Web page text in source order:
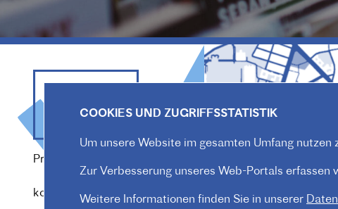
Praterstraße 38, 1020 Wien
Redaktion :
kommunikation@institutfr.at
COOKIES UND ZUGRIFFSSTATISTIK
Um unsere Website im gesamten Umfang
Zur Verbesserung unseres Web-Portals
Weitere Informationen finden Sie in unserer